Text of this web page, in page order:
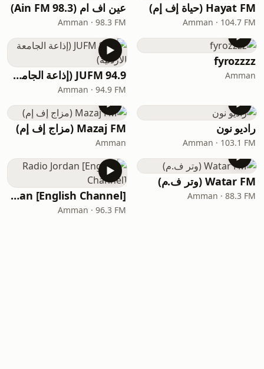
Hayat FM (حياة إف إم)
Amman · 104.7 FM
عين اف ام (Ain FM 98.3)
Amman · 98.3 FM
fyrozzzz
Amman JUFM 94.9 (إذاعة الجامعة الأردنية)
Amman · 94.9 FM
راديو نون
Amman · 103.1 FM
Mazaj FM (مزاج إف إم)
Amman
Watar FM (وتر ف.م)
Amman · 88.3 FM
Radio Jordan [English Channel]
Amman · 96.3 FM